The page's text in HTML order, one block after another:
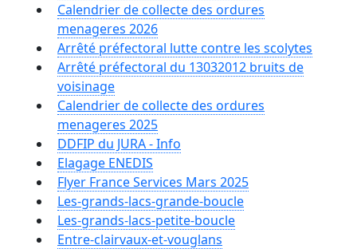
Calendrier de collecte des ordures
menageres 2026
Arrêté préfectoral lutte contre les scolytes
Arrêté préfectoral du 13032012 bruits de
voisinage
Calendrier de collecte des ordures
menageres 2025
DDFIP du JURA - Info
Elagage ENEDIS
Flyer France Services Mars 2025
Les-grands-lacs-grande-boucle
Les-grands-lacs-petite-boucle
Entre-clairvaux-et-vouglans